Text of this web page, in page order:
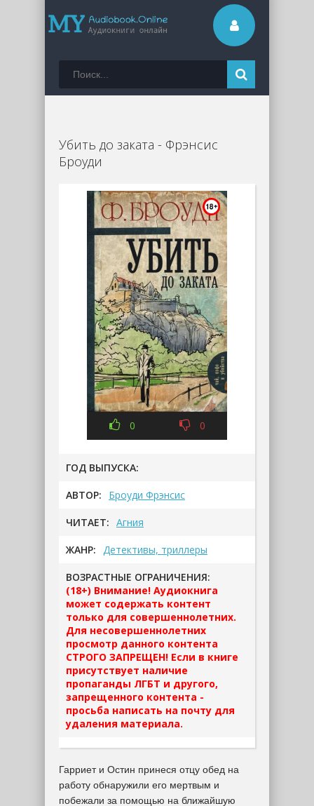
Убить до заката - Фрэнсис
Броуди
0 0
ГОД ВЫПУСКА:
АВТОР: Броуди Фрэнсис
ЧИТАЕТ: Агния
ЖАНР: Детективы, триллеры
ВОЗРАСТНЫЕ ОГРАНИЧЕНИЯ:
(18+) Внимание! Аудиокнига
может содержать контент
только для совершеннолетних.
Для несовершеннолетних
просмотр данного контента
СТРОГО ЗАПРЕЩЕН! Если в книге
присутствует наличие
пропаганды ЛГБТ и другого,
запрещенного контента -
просьба написать на почту для
удаления материала.
Гарриет и Остин принеся отцу обед на
работу обнаружили его мертвым и
побежали за помощью на ближайшую